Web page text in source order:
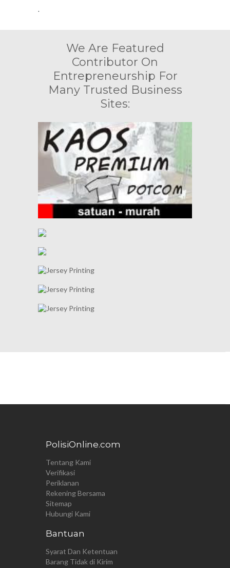
.
We Are Featured
Contributor On
Entrepreneurship For
Many Trusted Business
Sites:
PolisiOnline.com
Tentang Kami
Verifikasi
Periklanan
Rekening Bersama
Sitemap
Hubungi Kami
Bantuan
Syarat Dan Ketentuan
Barang Tidak di Kirim